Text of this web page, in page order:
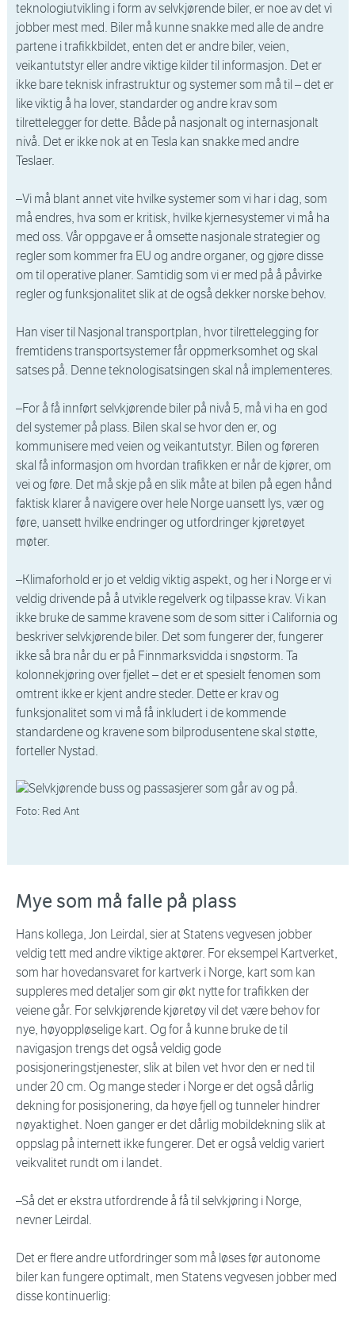
teknologiutvikling i form av selvkjørende biler, er noe av det vi
jobber mest med. Biler må kunne snakke med alle de andre
partene i trafikkbildet, enten det er andre biler, veien,
veikantutstyr eller andre viktige kilder til informasjon. Det er
ikke bare teknisk infrastruktur og systemer som må til – det er
like viktig å ha lover, standarder og andre krav som
tilrettelegger for dette. Både på nasjonalt og internasjonalt
nivå. Det er ikke nok at en Tesla kan snakke med andre
Teslaer.
–Vi må blant annet vite hvilke systemer som vi har i dag, som
må endres, hva som er kritisk, hvilke kjernesystemer vi må ha
med oss. Vår oppgave er å omsette nasjonale strategier og
regler som kommer fra EU og andre organer, og gjøre disse
om til operative planer. Samtidig som vi er med på å påvirke
regler og funksjonalitet slik at de også dekker norske behov.
Han viser til Nasjonal transportplan, hvor tilrettelegging for
fremtidens transportsystemer får oppmerksomhet og skal
satses på. Denne teknologisatsingen skal nå implementeres.
–For å få innført selvkjørende biler på nivå 5, må vi ha en god
del systemer på plass. Bilen skal se hvor den er, og
kommunisere med veien og veikantutstyr. Bilen og føreren
skal få informasjon om hvordan trafikken er når de kjører, om
vei og føre. Det må skje på en slik måte at bilen på egen hånd
faktisk klarer å navigere over hele Norge uansett lys, vær og
føre, uansett hvilke endringer og utfordringer kjøretøyet
møter.
–Klimaforhold er jo et veldig viktig aspekt, og her i Norge er vi
veldig drivende på å utvikle regelverk og tilpasse krav. Vi kan
ikke bruke de samme kravene som de som sitter i California og
beskriver selvkjørende biler. Det som fungerer der, fungerer
ikke så bra når du er på Finnmarksvidda i snøstorm. Ta
kolonnekjøring over fjellet – det er et spesielt fenomen som
omtrent ikke er kjent andre steder. Dette er krav og
funksjonalitet som vi må få inkludert i de kommende
standardene og kravene som bilprodusentene skal støtte,
forteller Nystad.
Foto: Red Ant
Mye som må falle på plass
Hans kollega, Jon Leirdal, sier at Statens vegvesen jobber
veldig tett med andre viktige aktører. For eksempel Kartverket,
som har hovedansvaret for kartverk i Norge, kart som kan
suppleres med detaljer som gir økt nytte for trafikken der
veiene går. For selvkjørende kjøretøy vil det være behov for
nye, høyoppløselige kart. Og for å kunne bruke de til
navigasjon trengs det også veldig gode
posisjoneringstjenester, slik at bilen vet hvor den er ned til
under 20 cm. Og mange steder i Norge er det også dårlig
dekning for posisjonering, da høye fjell og tunneler hindrer
nøyaktighet. Noen ganger er det dårlig mobildekning slik at
oppslag på internett ikke fungerer. Det er også veldig variert
veikvalitet rundt om i landet.
–Så det er ekstra utfordrende å få til selvkjøring i Norge,
nevner Leirdal.
Det er flere andre utfordringer som må løses før autonome
biler kan fungere optimalt, men Statens vegvesen jobber med
disse kontinuerlig: